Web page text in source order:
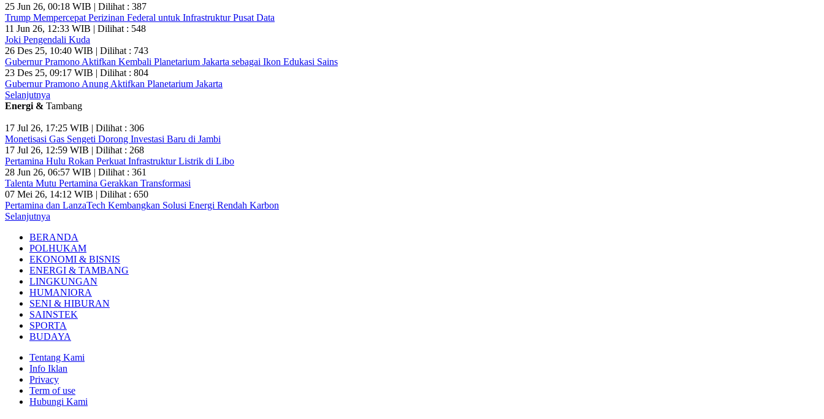
25 Jun 26, 00:18 WIB | Dilihat : 387
Trump Mempercepat Perizinan Federal untuk Infrastruktur Pusat Data
11 Jun 26, 12:33 WIB | Dilihat : 548
Joki Pengendali Kuda
26 Des 25, 10:40 WIB | Dilihat : 743
Gubernur Pramono Aktifkan Kembali Planetarium Jakarta sebagai Ikon Edukasi Sains
23 Des 25, 09:17 WIB | Dilihat : 804
Gubernur Pramono Anung Aktifkan Planetarium Jakarta
Selanjutnya
Energi & Tambang
17 Jul 26, 17:25 WIB | Dilihat : 306
Monetisasi Gas Sengeti Dorong Investasi Baru di Jambi
17 Jul 26, 12:59 WIB | Dilihat : 268
Pertamina Hulu Rokan Perkuat Infrastruktur Listrik di Libo
28 Jun 26, 06:57 WIB | Dilihat : 361
Talenta Mutu Pertamina Gerakkan Transformasi
07 Mei 26, 14:12 WIB | Dilihat : 650
Pertamina dan LanzaTech Kembangkan Solusi Energi Rendah Karbon
Selanjutnya
BERANDA
POLHUKAM
EKONOMI & BISNIS
ENERGI & TAMBANG
LINGKUNGAN
HUMANIORA
SENI & HIBURAN
SAINSTEK
SPORTA
BUDAYA
Tentang Kami
Info Iklan
Privacy
Term of use
Hubungi Kami